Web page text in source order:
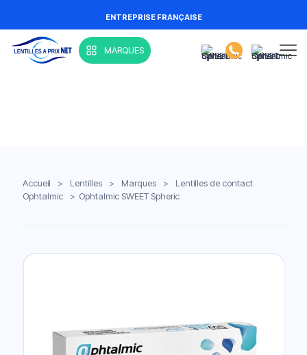
ENTREPRISE FRANÇAISE
MARQUES
Accueil > Lentilles > Marques >
Lentilles de contact
Ophtalmic
> Ophtalmic SWEET Spheric